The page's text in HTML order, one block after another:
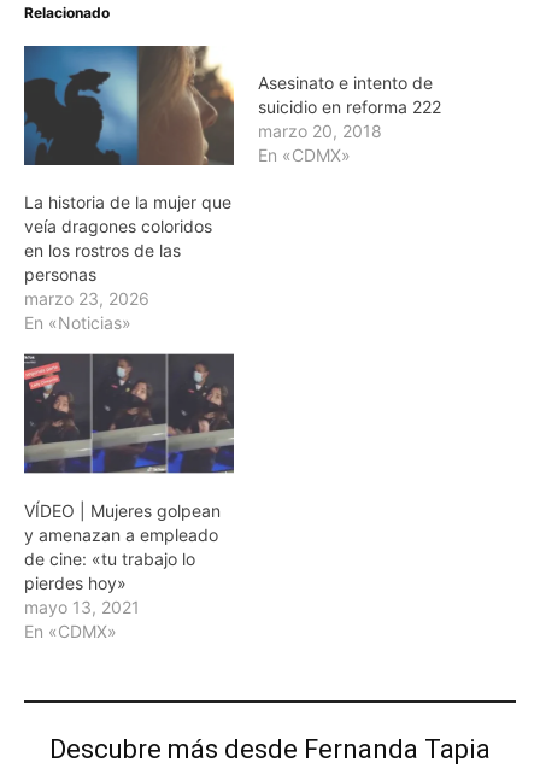
Relacionado
La historia de la mujer que
veía dragones coloridos
en los rostros de las
personas
marzo 23, 2026
En «Noticias»
Asesinato e intento de
suicidio en reforma 222
marzo 20, 2018
En «CDMX»
VÍDEO | Mujeres golpean
y amenazan a empleado
de cine: «tu trabajo lo
pierdes hoy»
mayo 13, 2021
En «CDMX»
Descubre más desde Fernanda Tapia